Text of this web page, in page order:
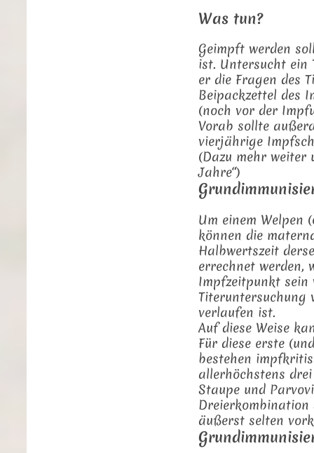
Was tun?
Geimpft werden
ist. Untersucht
er die Fragen des
Beipackzettel des
(noch vor der
Vorab sollte
vierjährige
(Dazu mehr weiter
Jahre“)
Um einem Welpen
können die
Halbwertszeit
errechnet werden,
Impfzeitpunkt sein
Titeruntersuchung
verlaufen ist.
Auf diese Weise
Für diese erste
bestehen
allerhöchstens
Staupe und
Dreierkombination
äußerst selten